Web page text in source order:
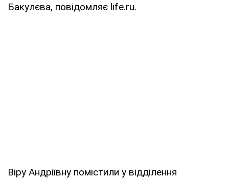
Бакулєва, повідомляє life.ru.
Віру Андріївну помістили у відділення